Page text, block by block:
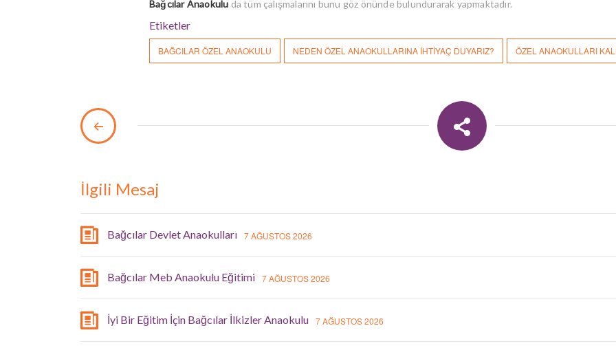
Bağcılar Anaokulu da tüm çalışmalarını bunu göz önünde bulundurarak yapmaktadır.
Etiketler
BAĞCILAR ÖZEL ANAOKULU NEDEN ÖZEL ANAOKULLARINA İHTIYAÇ DUYARIZ? ÖZEL ANAOKULLARI
İlgili Mesaj
Bağcılar Devlet Anaokulları 7 AĞUSTOS 2026
Bağcılar Meb Anaokulu Eğitimi 7 AĞUSTOS 2026
İyi Bir Eğitim İçin Bağcılar İlkizler Anaokulu 7 AĞUSTOS 2026